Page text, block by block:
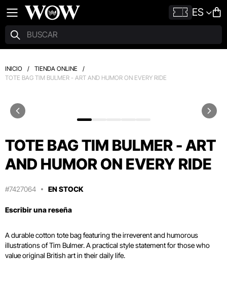
ES
INICIO / TIENDA ONLINE
/
TOTE BAG TIM BULMER - ART AND HUMOR ON EVERY RIDE
TOTE BAG TIM BULMER - ART
AND HUMOR ON EVERY RIDE
#7427064 EN STOCK
Escribir una reseña
A durable cotton tote bag featuring the irreverent and humorous
illustrations of Tim Bulmer. A practical style statement for those who
value original British art in their daily life.